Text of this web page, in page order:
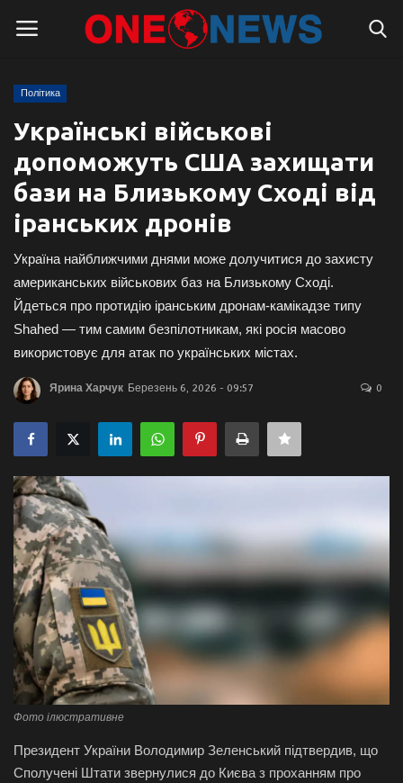
Головна
Контакти
Про нас
Підтримати проєкт
Суспільство
Галерея
Політика
Економіка
Технології
Спорт
Авто
Відео
Мова
Політика
Українські військові
допоможуть США захищати
бази на Близькому Сході від
іранських дронів
Україна найближчими днями може долучитися до захисту
американських військових баз на Близькому Сході.
Йдеться про протидію іранським дронам-камікадзе типу
Shahed — тим самим безпілотникам, які росія масово
використовує для атак по українських містах.
Ярина Харчук Березень 6, 2026 - 09:57 0
Фото ілюстративне
Президент України Володимир Зеленський підтвердив, що
Сполучені Штати звернулися до Києва з проханням про